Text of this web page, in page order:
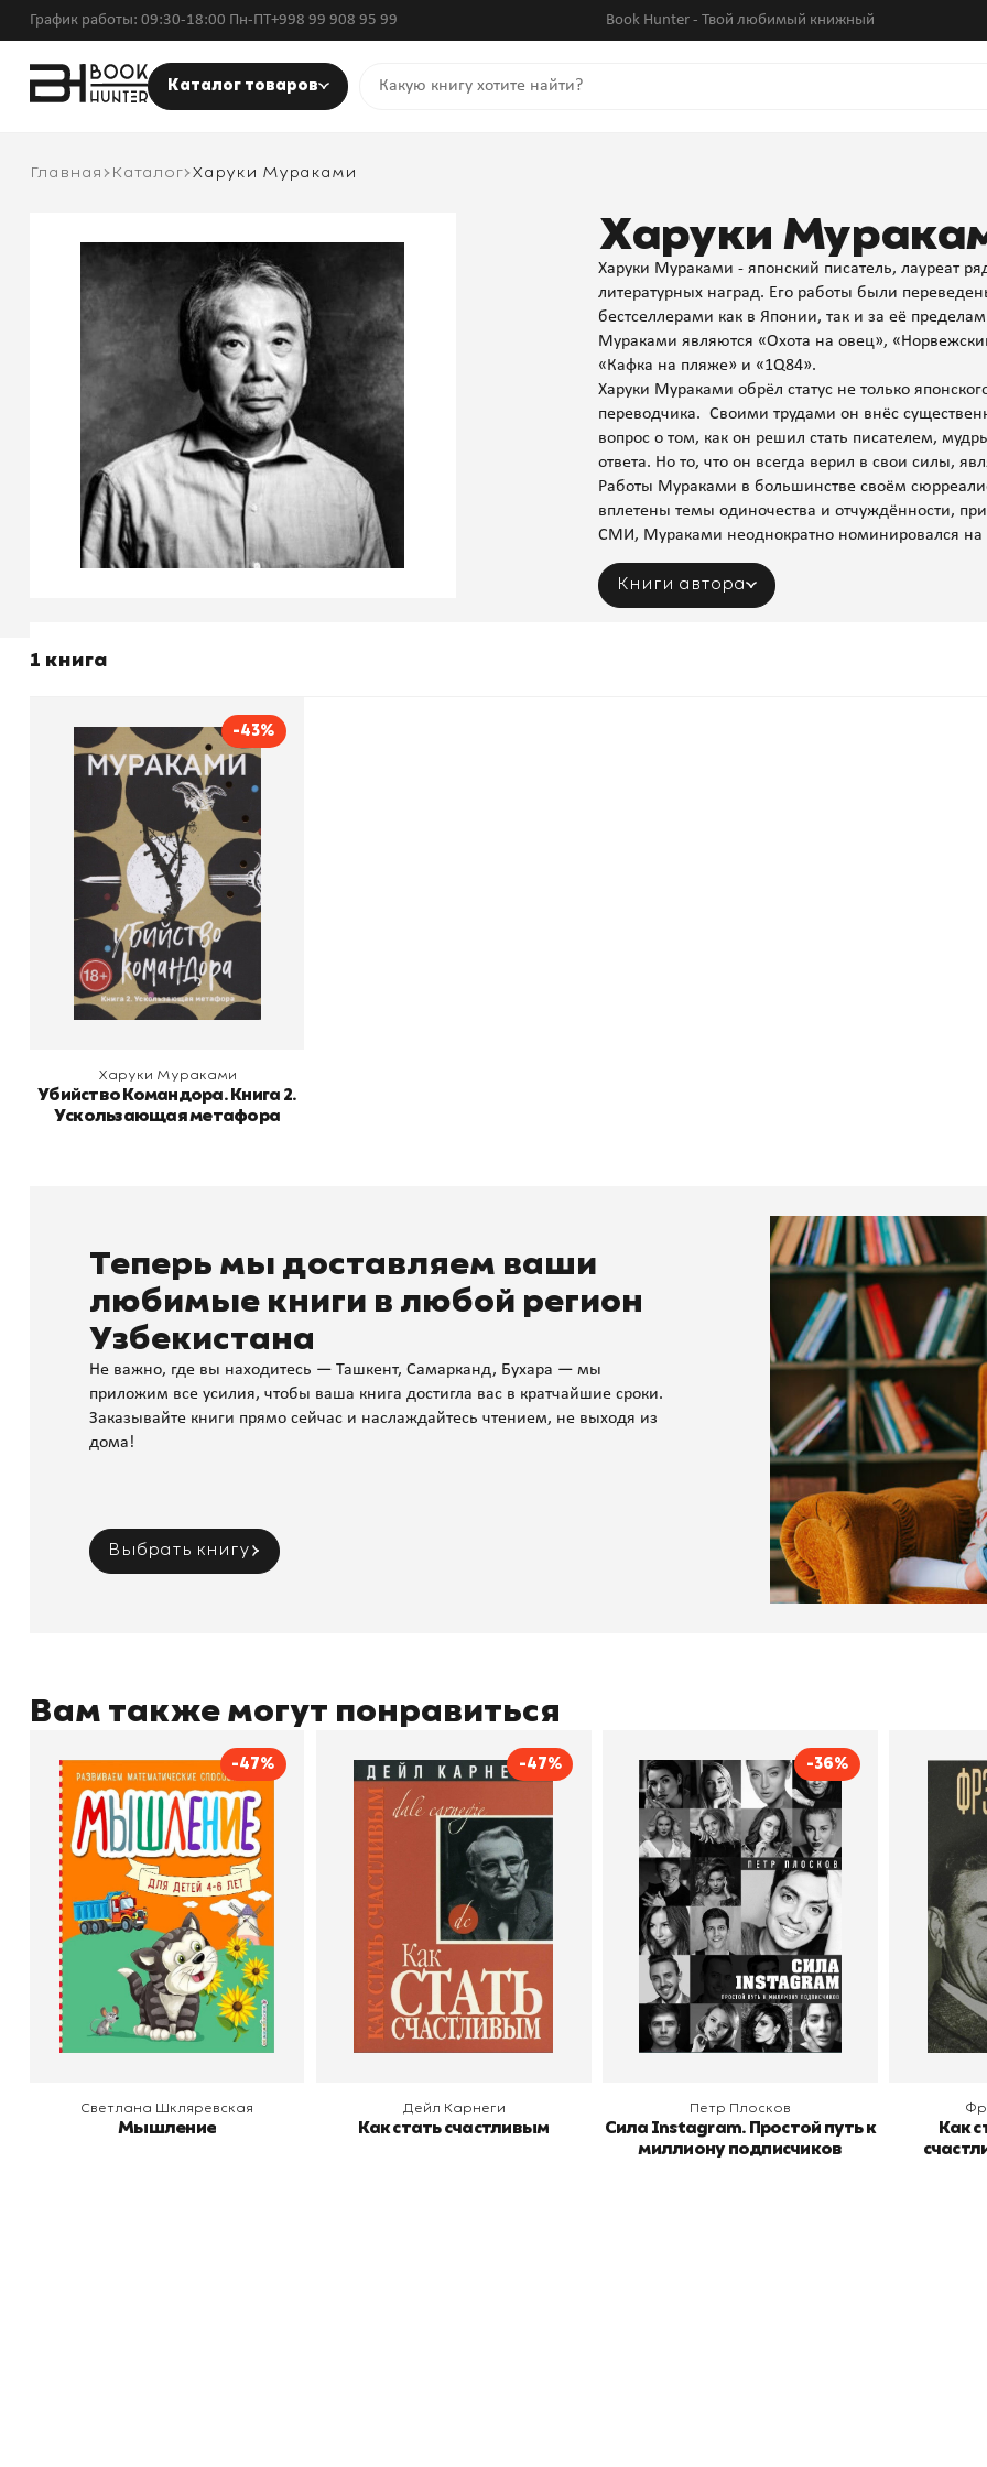
График работы: 09:30-18:00 Пн-ПТ+998 99 908 95 99 Book Hunter - Твой любимый книжный
Каталог товаров
Главная Каталог Харуки Мураками
Харуки
Харуки Мураками - японский писатель, лауреат
литературных наград. Его работы были
бестселлерами как в Японии, так и за её
Мураками являются «Охота на овец»,
«Кафка на пляже» и «1Q84».
Харуки Мураками обрёл статус не только
переводчика. Своими трудами он внёс
вопрос о том, как он решил стать писателем,
ответа. Но то, что он всегда верил в свои силы,
Работы Мураками в большинстве своём
вплетены темы одиночества и отчуждённости,
СМИ, Мураками неоднократно номинировался на
Книги автора
1 книга
-43%
Убийство Командора.
Книга 2. Ускользающая
метафораХаруки Мураками
Издательство
Эксмо
В корзину
Харуки Мураками
Убийство Командора. Книга 2.
Ускользающая метафора
Теперь мы доставляем ваши
любимые книги в любой регион
Узбекистана
Не важно, где вы находитесь — Ташкент, Самарканд, Бухара — мы
приложим все усилия, чтобы ваша книга достигла вас в кратчайшие сроки.
Заказывайте книги прямо сейчас и наслаждайтесь чтением, не выходя из
дома!
Выбрать книгу
Вам также могут понравиться
-47%
Мышление
Автор
Светлана Шкляревская
Издательство
Эксмодетство
В корзину
Светлана Шкляревская
Мышление
-47%
Как стать счастливым
Автор
Дейл Карнеги
Издательство
Попурри, Минск
В корзину
Дейл Карнеги
Как стать счастливым
-36%
Сила Instagram. Простой
путь к миллиону
подписчиков
Автор
Петр Плосков
Издательство
Бомбора
В корзину
Петр Плосков
Сила Instagram. Простой путь к
миллиону подписчиков
Как
В
Как